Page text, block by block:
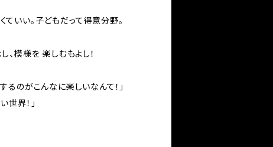
いい。子どもだって得意分野。
、模様を 楽しむもよし！
るのがこんなに楽しいなんて！」
世界！」